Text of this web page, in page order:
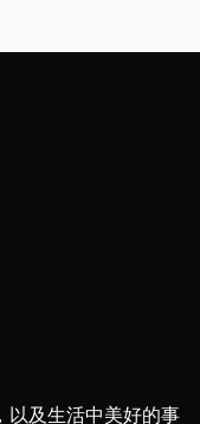
以及生活中美好的事